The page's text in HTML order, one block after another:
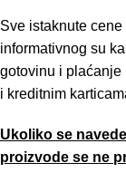
Sve istaknute
informativnog su
gotovinu i plaćanje
i kreditnim
Ukoliko se
proizvode se ne